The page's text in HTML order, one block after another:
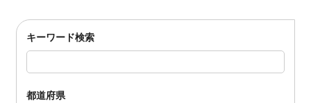
キーワード検索
都道府県